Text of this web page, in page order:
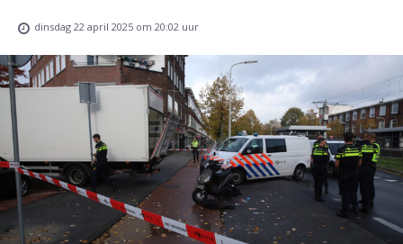
dinsdag 22 april 2025 om 20:02 uur